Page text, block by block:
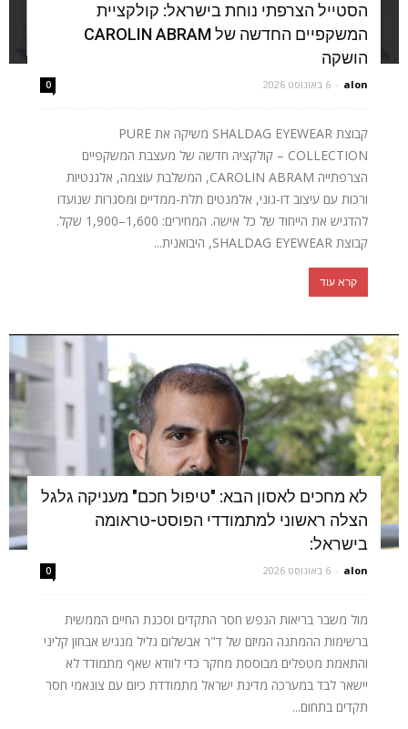
הסטייל הצרפתי נוחת בישראל: קולקציית
המשקפיים החדשה של CAROLIN ABRAM
הושקה
alon
- 6 באוגוסט 2026 0
קבוצת SHALDAG EYEWEAR משיקה את PURE
COLLECTION – קולקציה חדשה של מעצבת המשקפיים
הצרפתייה CAROLIN ABRAM, המשלבת עוצמה, אלגנטיות
ורכות עם עיצוב דו-גוני, אלמנטים תלת-ממדיים ומסגרות שנועדו
להדגיש את הייחוד של כל אישה. המחירים: 1,600–1,900 שקל.
קבוצת SHALDAG EYEWEAR, היבואנית...
קרא עוד
לא מחכים לאסון הבא: "טיפול חכם" מעניקה גלגל
הצלה ראשוני למתמודדי הפוסט-טראומה
בישראל:
alon
- 6 באוגוסט 2026 0
מול משבר בריאות הנפש חסר התקדים וסכנת החיים הממשית
ברשימות ההמתנה המיזם של ד"ר אבשלום גליל מנגיש אבחון קליני
והתאמת מטפלים מבוססת מחקר כדי לוודא שאף מתמודד לא
יישאר לבד במערכה מדינת ישראל מתמודדת כיום עם צונאמי חסר
תקדים בתחום...